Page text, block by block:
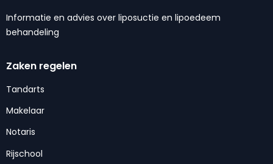
Informatie en advies over liposuctie en lipoedeem
behandeling
Zaken regelen
Tandarts
Makelaar
Notaris
Rijschool